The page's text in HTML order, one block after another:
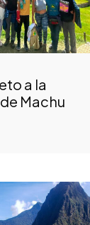
a la
Machu